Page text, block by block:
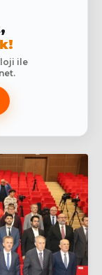
ile